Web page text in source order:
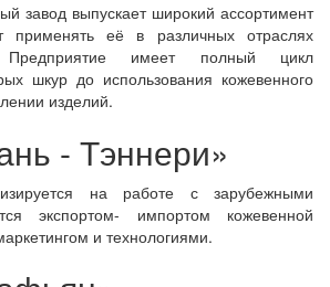
завод выпускает широкий ассортимент
применять её в различных отраслях
Предприятие имеет полный цикл
шкур до использования кожевенного
изделий.
- Тэннери»
на работе с зарубежными
экспортом- импортом кожевенной
и технологиями.